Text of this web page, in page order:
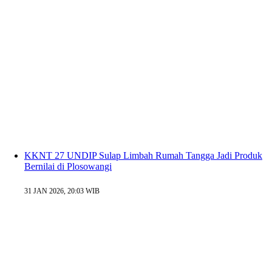
KKNT 27 UNDIP Sulap Limbah Rumah Tangga Jadi Produk
Bernilai di Plosowangi
31 JAN 2026, 20:03 WIB